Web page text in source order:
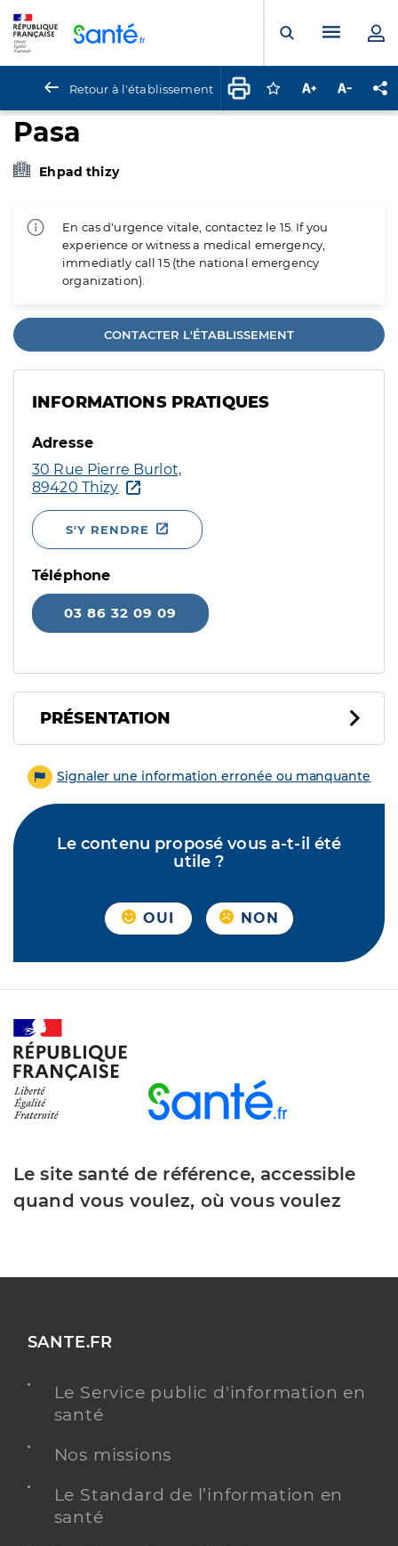
Ouvrir laMenu
Retour à l'établissement Connectez-vous
Augmenter la
Pasa
Ehpad thizy
En cas d'urgence vitale, contactez le 15. If you
experience or witness a medical emergency,
immediatly call 15 (the national emergency
organization).
CONTACTER L'ÉTABLISSEMENT
INFORMATIONS PRATIQUES
Adresse
30 Rue Pierre Burlot,
89420 Thizy
S'Y RENDRE
Téléphone
03 86 32 09 09
PRÉSENTATION
Signaler une information erronée ou manquante
Le contenu proposé vous a-t-il été
utile ?
OUI NON
Le site santé de référence, accessible
quand vous voulez, où vous voulez
SANTE.FR
Le Service public d'information en
santé
Nos missions
Le Standard de l’information en
santé